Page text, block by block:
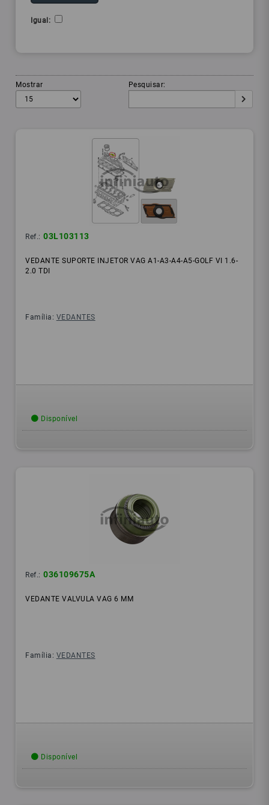
Igual:
Mostrar Pesquisar:
Ref.: 03L103113
VEDANTE SUPORTE INJETOR VAG A1-A3-A4-A5-GOLF VI 1.6-
2.0 TDI
Família: VEDANTES
Disponível
Ref.: 036109675A
VEDANTE VALVULA VAG 6 MM
Família: VEDANTES
Disponível